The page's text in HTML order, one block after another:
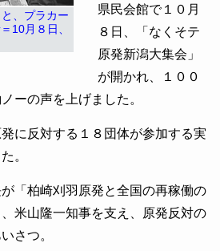
、プラカー
10月８日、
県民会館で１０月
８日、「なくそテ
原発新潟大集会」
が開かれ、１００
ーの声を上げました。
に反対する１８団体が参加する実
。
「柏崎刈羽原発と全国の再稼働の
米山隆一知事を支え、原発反対の
さつ。